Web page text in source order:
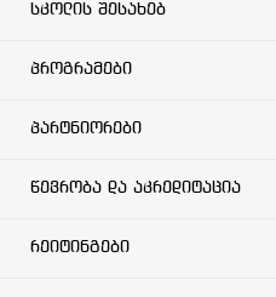
სკოლის შესახებ
პროგრამები
პარტნიორები
წევრობა და აკრედიტაცია
რეიტინგები